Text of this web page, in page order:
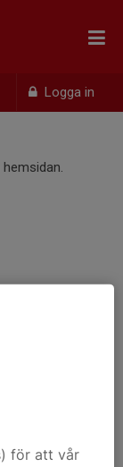
Logga in
för att vår